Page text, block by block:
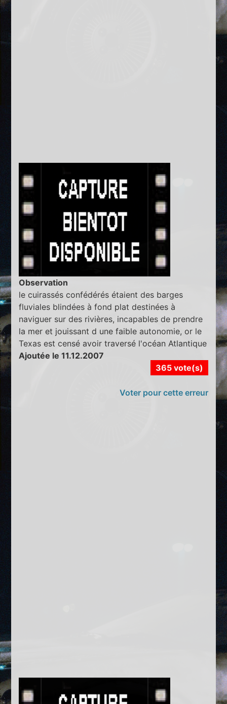
Observation
le cuirassés confédérés étaient des barges
fluviales blindées à fond plat destinées à
naviguer sur des rivières, incapables de prendre
la mer et jouissant d une faible autonomie, or le
Texas est censé avoir traversé l'océan Atlantique
Ajoutée le 11.12.2007
365 vote(s)
Voter pour cette erreur